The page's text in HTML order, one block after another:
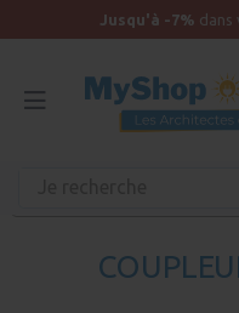
Jusqu'à -7% dans